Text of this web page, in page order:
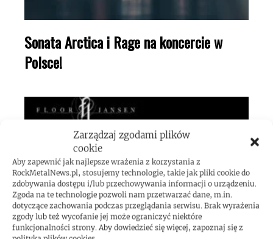
Zarządzaj zgodami plików
cookie
Aby zapewnić jak najlepsze wrażenia z korzystania z
RockMetalNews.pl, stosujemy technologie, takie jak pliki cookie do
zdobywania dostępu i/lub przechowywania informacji o urządzeniu.
Zgoda na te technologie pozwoli nam przetwarzać dane, m.in.
dotyczące zachowania podczas przeglądania serwisu. Brak wyrażenia
zgody lub też wycofanie jej może ograniczyć niektóre
funkcjonalności strony. Aby dowiedzieć się więcej, zapoznaj się z
Sonata Arctica i Rage na koncercie w
Polsce!